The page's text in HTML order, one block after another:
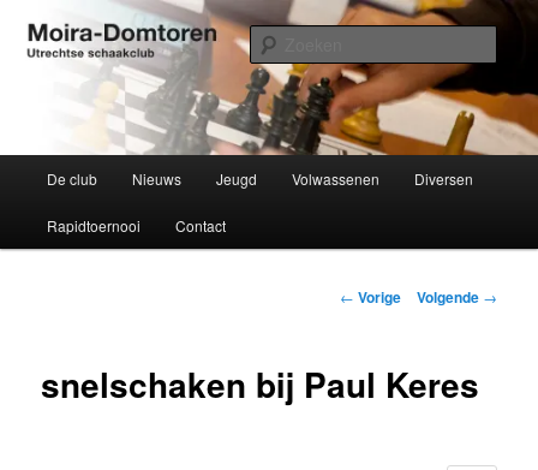
naar
Moira-Domtoren
Utrechtse schaakclub opgericht 1934
De club Nieuws Jeugd Volwassenen Diversen
Rapidtoernooi Contact
Bericht
← Vorige Volgende →
snelschaken bij Paul Keres